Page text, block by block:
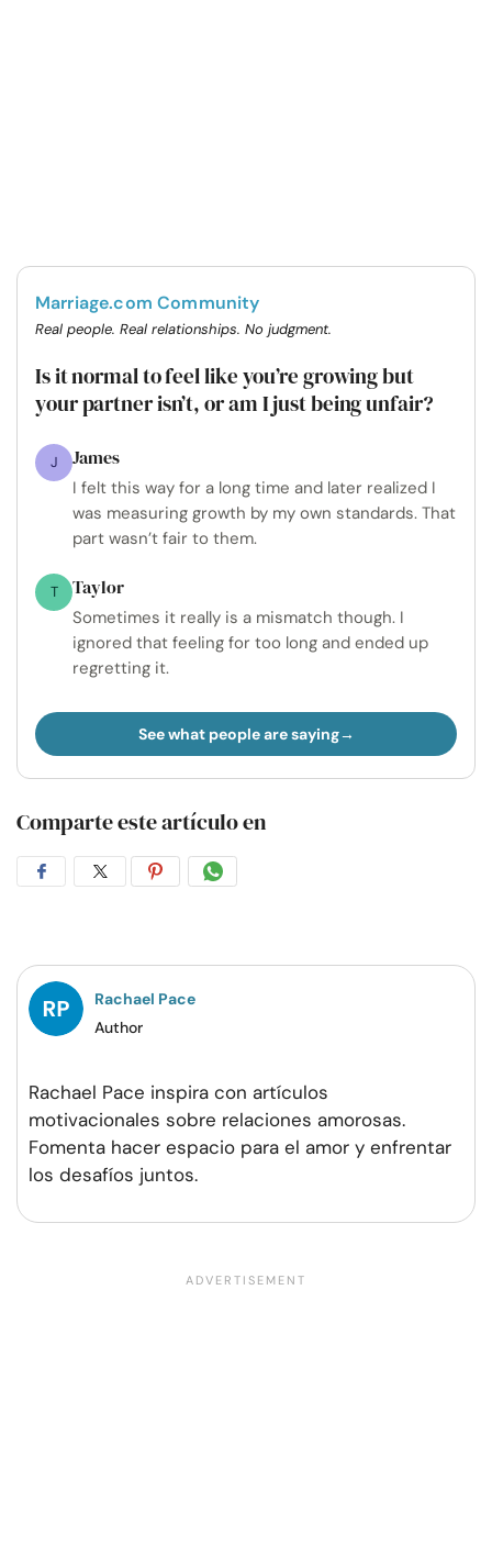
Marriage.com Community
Real people. Real relationships. No judgment.
Is it normal to feel like you’re growing but
your partner isn’t, or am I just being unfair?
J James
I felt this way for a long time and later realized I
was measuring growth by my own standards. That
part wasn’t fair to them.
T Taylor
Sometimes it really is a mismatch though. I
ignored that feeling for too long and ended up
regretting it.
See what people are saying
Comparte este artículo en
CompartirCompartirCompartirCompartir
Rachael Pace
Author
Rachael Pace inspira con artículos
motivacionales sobre relaciones amorosas.
Fomenta hacer espacio para el amor y enfrentar
los desafíos juntos.